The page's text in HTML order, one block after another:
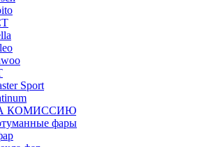
Sport
КОМИССИЮ
фары